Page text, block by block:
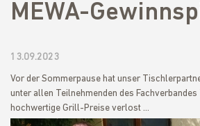
MEWA-
13.09.2023
Vor der Sommerpause hat unser
unter allen Teilnehmenden des
hochwertige Grill-Preise verlost ...